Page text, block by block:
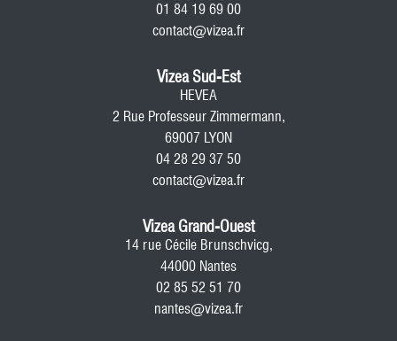
01 84 19 69 00
contact@vizea.fr
Vizea Sud-Est
HEVEA
2 Rue Professeur Zimmermann,
69007 LYON
04 28 29 37 50
contact@vizea.fr
Vizea Grand-Ouest
14 rue Cécile Brunschvicg,
44000 Nantes
02 85 52 51 70
nantes@vizea.fr